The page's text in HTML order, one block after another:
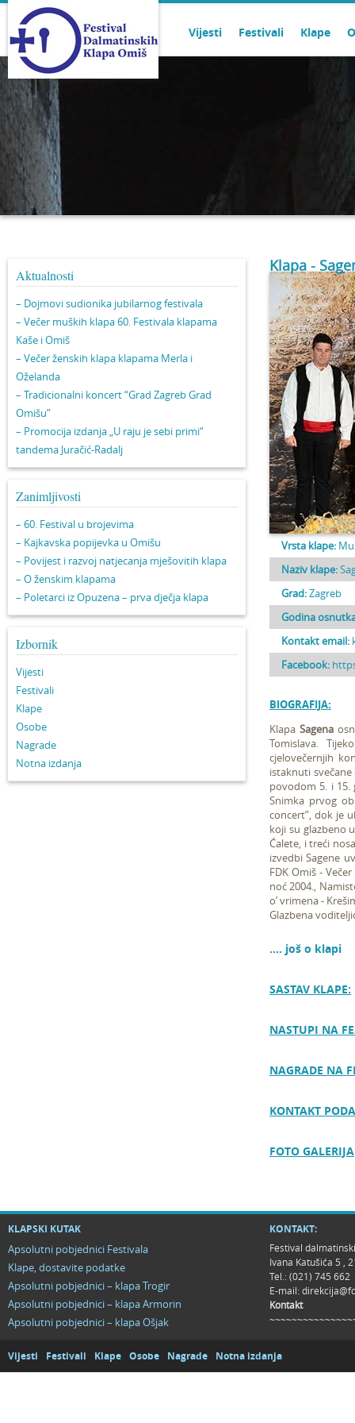
Vijesti Festivali Klape
Aktualnosti
– Dojmovi sudionika jubilarnog festivala
– Večer muških klapa 60. Festivala klapama
Kaše i Omiš
– Večer ženskih klapa klapama Merla i
Oželanda
– Tradicionalni koncert “Grad Zagreb Grad
Omišu”
– Promocija izdanja „U raju je sebi primi“
tandema Juračić-Radalj
Zanimljivosti
– 60. Festival u brojevima
– Kajkavska popijevka u Omišu
– Povijest i razvoj natjecanja mješovitih klapa
– O ženskim klapama
– Poletarci iz Opuzena – prva dječja klapa
Izbornik
Vijesti
Festivali
Klape
Osobe
Nagrade
Notna izdanja
Klapa -
Vrsta klape:
Naziv klape:
Grad:Zagreb
Godina
Kontakt email:
Facebook:
BIOGRAFIJA:
Klapa Sagena
Tomislava.
cjelovečernjih
istaknuti
povodom 5. i 15.
Snimka prvog
concert”, dok je
koji su glazbeno
Ćalete, i treći
izvedbi Sagene
FDK Omiš -
noć 2004.,
o’ vrimena -
Glazbena
.... još o klapi
SASTAV KLAPE:
NASTUPI NA
NAGRADE NA
KONTAKT
FOTO GALERIJA
KLAPSKI KUTAK
Apsolutni pobjednici Festivala
Klape, dostavite podatke
Apsolutni pobjednici – klapa Trogir
Apsolutni pobjednici – klapa Armorin
Apsolutni pobjednici – klapa Ošjak
KONTAKT:
Festival
Ivana Katušića 5 ,
Tel.: (021) 745 662
E-mail:
Kontakt
Vijesti Festivali Klape Osobe Nagrade Notna izdanja